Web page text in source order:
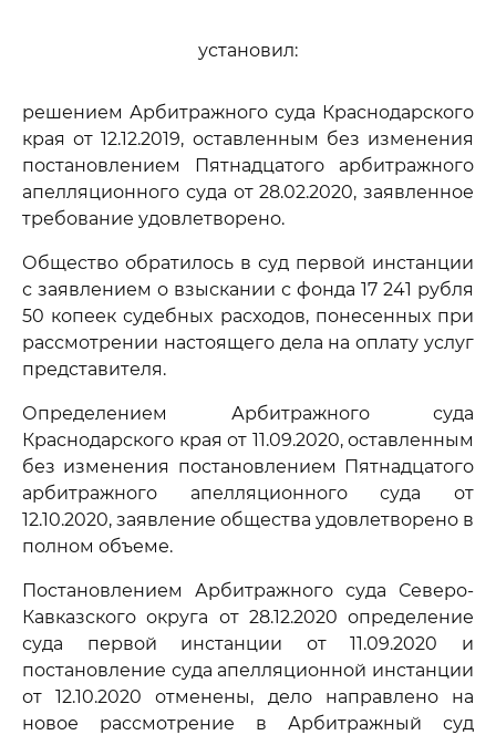
установил:
решением Арбитражного суда Краснодарского
края от 12.12.2019, оставленным без изменения
постановлением Пятнадцатого арбитражного
апелляционного суда от 28.02.2020, заявленное
требование удовлетворено.
Общество обратилось в суд первой инстанции
с заявлением о взыскании с фонда 17 241 рубля
50 копеек судебных расходов, понесенных при
рассмотрении настоящего дела на оплату услуг
представителя.
Определением Арбитражного суда
Краснодарского края от 11.09.2020, оставленным
без изменения постановлением Пятнадцатого
арбитражного апелляционного суда от
12.10.2020, заявление общества удовлетворено в
полном объеме.
Постановлением Арбитражного суда Северо-
Кавказского округа от 28.12.2020 определение
суда первой инстанции от 11.09.2020 и
постановление суда апелляционной инстанции
от 12.10.2020 отменены, дело направлено на
новое рассмотрение в Арбитражный суд